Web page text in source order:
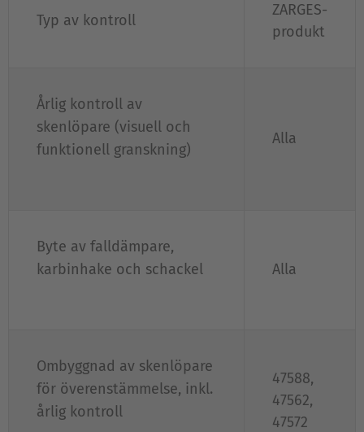
Typ av kontroll
ZARGES-
produkt
Årlig kontroll av
skenlöpare (visuell och
funktionell granskning)
Alla
Byte av falldämpare,
karbinhake och schackel
Alla
Ombyggnad av skenlöpare
för överenstämmelse, inkl.
årlig kontroll
47588,
47562,
47572